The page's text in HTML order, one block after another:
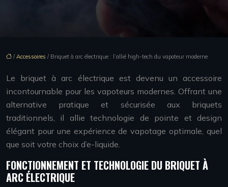
/Accessoires / Briquet à arc électrique : l’allié high-tech du vapoteur moderne
Le briquet à arc électrique est devenu un accessoire
incontournable pour les vapoteurs modernes. Offrant une
alternative pratique et sécurisée aux briquets
traditionnels, il allie technologie de pointe et design
élégant pour une expérience de vapotage optimale, quel
que soit votre choix d’e-liquide.
FONCTIONNEMENT ET TECHNOLOGIE DU BRIQUET À
ARC ÉLECTRIQUE